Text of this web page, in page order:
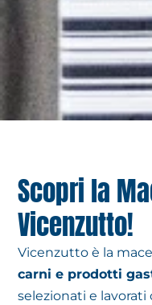
Scopri la
Vicenzutto!
Vicenzutto è la
carni e prodotti
selezionati e lavorati